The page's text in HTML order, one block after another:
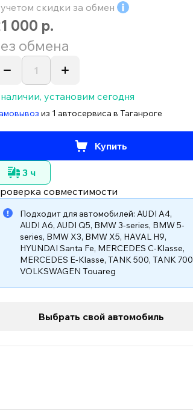
скидки за обмен
000 р.
обмена
установим сегодня
из 1 автосервиса в Таганроге
Купить
3 ч
совместимости
Подходит для автомобилей: AUDI A4,
AUDI A6, AUDI Q5, BMW 3-series, BMW 5-
series, BMW X3, BMW X5, HAVAL H9,
HYUNDAI Santa Fe, MERCEDES C-Klasse,
MERCEDES E-Klasse,TANK 500,TANK 700
VOLKSWAGEN Touareg
Выбрать свой автомобиль